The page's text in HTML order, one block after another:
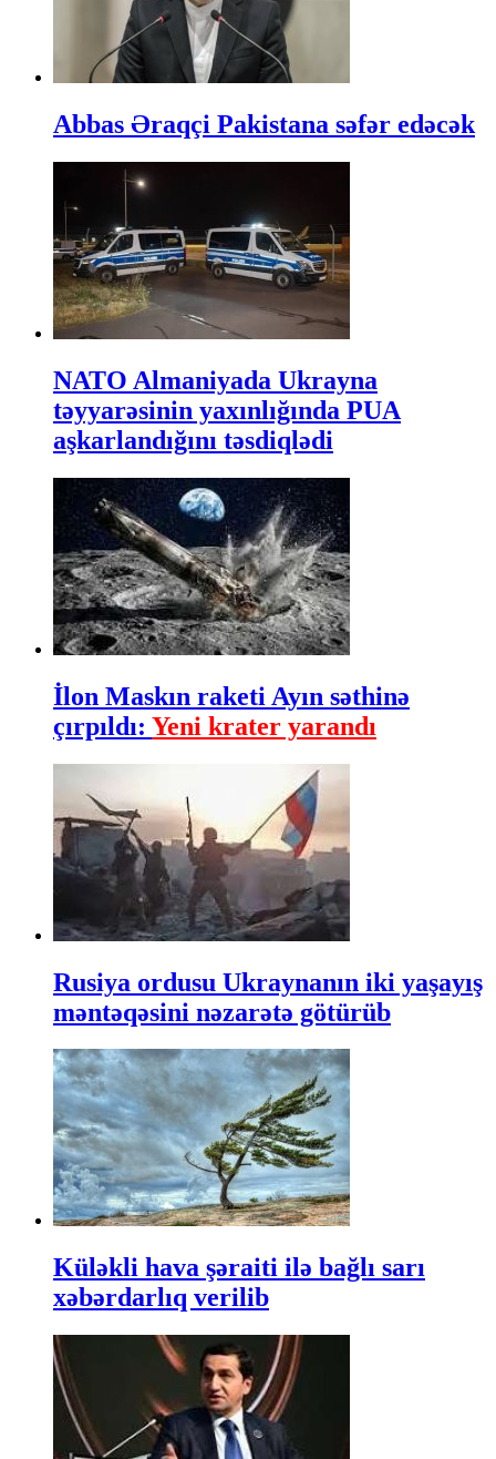
Abbas Əraqçi Pakistana səfər edəcək
NATO Almaniyada Ukrayna
təyyarəsinin yaxınlığında PUA
aşkarlandığını təsdiqlədi
İlon Maskın raketi Ayın səthinə
çırpıldı: Yeni krater yarandı
Rusiya ordusu Ukraynanın iki yaşayış
məntəqəsini nəzarətə götürüb
Küləkli hava şəraiti ilə bağlı sarı
xəbərdarlıq verilib